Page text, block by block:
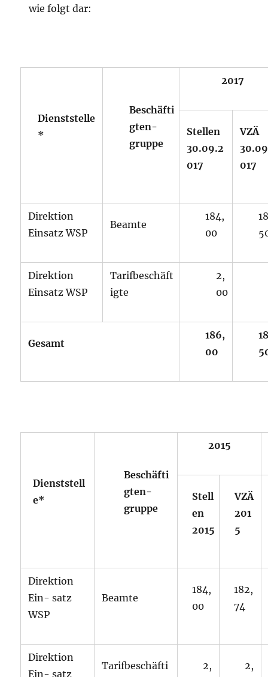
wie folgt dar:
Dienststelle
*
Beschäfti
gten-
gruppe
2017
Stellen
30.09.2
017
VZÄ
017
Direktion
Einsatz WSP
Beamte
184,
00
Direktion
Einsatz WSP
Tarifbeschäft
igte
2,
00
Gesamt
186,
00
Dienststell
e*
Beschäfti
gten-
gruppe
2015
Stell
en
2015
VZÄ
201
5
Direktion
Ein- satz
WSP
Beamte
184,
00
182,
74
Direktion
Ein- satz
Tarifbeschäfti
2,
2,